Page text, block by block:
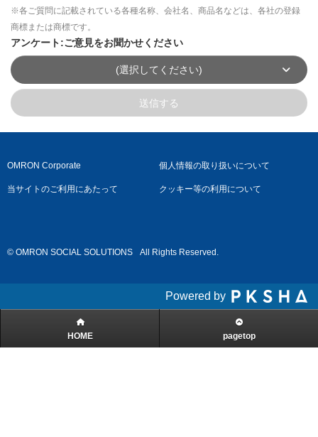
※各ご質問に記載されている各種名称、会社名、商品名などは、各社の登録
商標または商標です。
アンケート:ご意見をお聞かせください
(選択してください)
送信する
OMRON Corporate 個人情報の取り扱いについて
当サイトのご利用にあたって クッキー等の利用について
© OMRON SOCIAL SOLUTIONS All Rights Reserved.
Powered by
HOME pagetop